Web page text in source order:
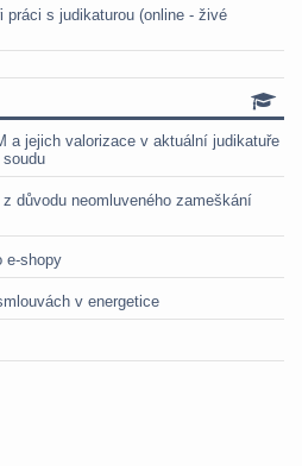
s judikaturou (online - živé
a jejich valorizace v aktuální judikatuře
důvodu neomluveného zameškání
e-shopy
v energetice